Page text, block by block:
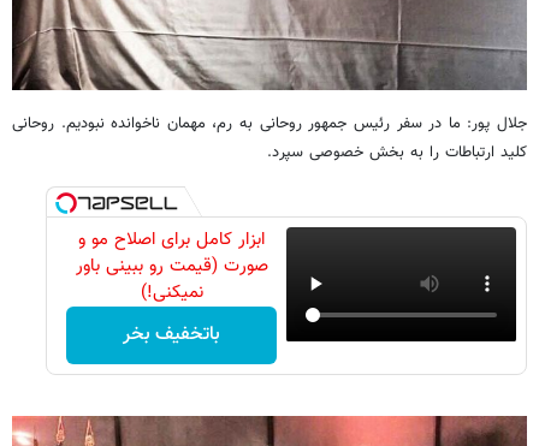
جلال پور: ما در سفر رئیس جمهور روحانی به رم، مهمان ناخوانده نبودیم. روحانی
کلید ارتباطات را به بخش خصوصی سپرد.
ابزار کامل برای اصلاح مو و
صورت (قیمت رو ببینی باور
نمیکنی!)
باتخفیف بخر